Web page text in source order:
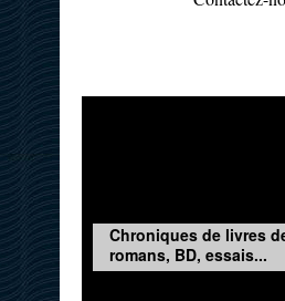
Chroniques de livres
romans, BD, essais...